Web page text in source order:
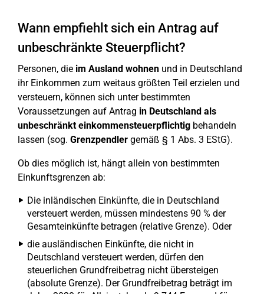
Wann empfiehlt sich ein Antrag auf
unbeschränkte Steuerpflicht?
Personen, die im Ausland wohnen und in Deutschland
ihr Einkommen zum weitaus größten Teil erzielen und
versteuern, können sich unter bestimmten
Voraussetzungen auf Antrag in Deutschland als
unbeschränkt einkommensteuerpflichtig behandeln
lassen (sog. Grenzpendler gemäß § 1 Abs. 3 EStG).
Ob dies möglich ist, hängt allein von bestimmten
Einkunftsgrenzen ab:
Die inländischen Einkünfte, die in Deutschland
versteuert werden, müssen mindestens 90 % der
Gesamteinkünfte betragen (relative Grenze). Oder
die ausländischen Einkünfte, die nicht in
Deutschland versteuert werden, dürfen den
steuerlichen Grundfreibetrag nicht übersteigen
(absolute Grenze). Der Grundfreibetrag beträgt im